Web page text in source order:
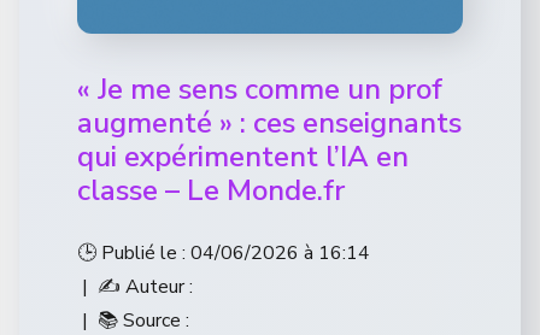
« Je me sens comme un prof
augmenté » : ces enseignants
qui expérimentent l’IA en
classe – Le Monde.fr
🕒 Publié le : 04/06/2026 à 16:14
| ✍️ Auteur :
| 📚 Source :